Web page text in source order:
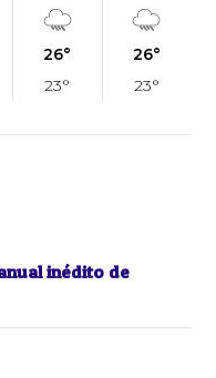
26°
23°
26°
23°
inédito de